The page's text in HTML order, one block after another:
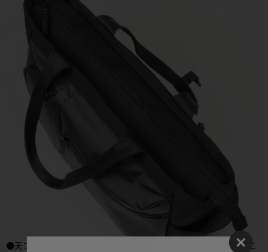
●天ファスナー付属で、中身が見えないのでプライバシーを守るこ